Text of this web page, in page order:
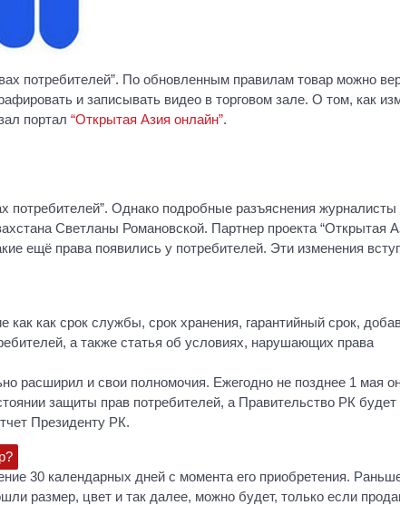
потребителей”. По обновленным правилам товар можно
и записывать видео в торговом зале. О том, как
портал “Открытая Азия онлайн”.
потребителей”. Однако подробные разъяснения
Светланы Романовской. Партнер проекта “Открытая
ещё права появились у потребителей. Эти изменения
как срок службы, срок хранения, гарантийный срок,
а также статья об условиях, нарушающих права
расширил и свои полномочия. Ежегодно не позднее 1 мая
защиты прав потребителей, а Правительство РК будет
Президенту РК.
30 календарных дней с момента его приобретения.
размер, цвет и так далее, можно будет, только если